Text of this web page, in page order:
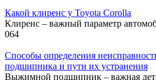
Какой клиренс у Toyota Corolla
Клиренс – важный параметр
064
Способы определения
подшипника и пути их устранения
Выжимной подшипник – важная